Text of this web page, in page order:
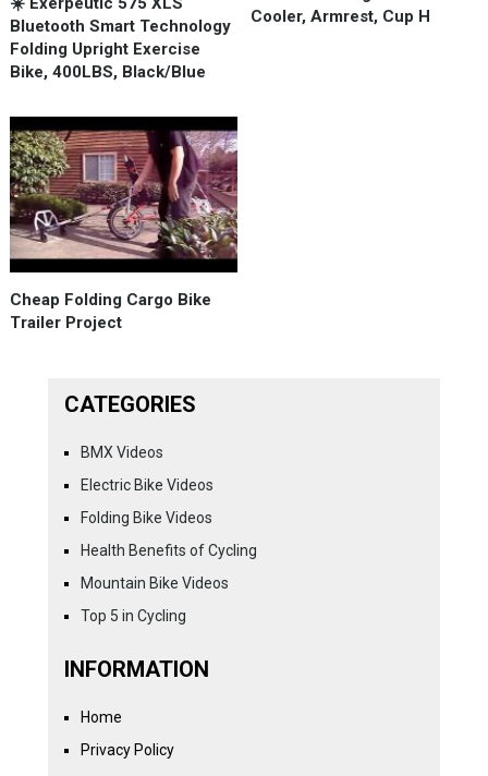
Bluetooth Smart Technology
Folding Upright Exercise
Bike, 400LBS, Black/Blue
Cooler, Armrest, Cup H
Cheap Folding Cargo Bike
Trailer Project
CATEGORIES
BMX Videos
Electric Bike Videos
Folding Bike Videos
Health Benefits of Cycling
Mountain Bike Videos
Top 5 in Cycling
INFORMATION
Home
Privacy Policy